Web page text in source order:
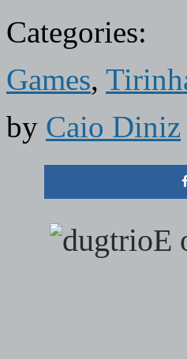
Categories:
Games,
by Caio Diniz
E